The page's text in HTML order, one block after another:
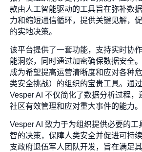
款由人工智能驱动的工具旨在弥补数
力和缩短通信循环，提供关键见解，
的实地决策。
该平台提供了一套功能，支持实时协
能洞察，同时通过加密确保数据安全
成为希望提高运营清晰度和应对各种
类安全挑战）的组织的宝贵工具。通
Vesper AI 不仅简化了数据分析过程，
社区有效管理和应对重大事件的能力。
Vesper AI 致力于为组织提供必要的工
智的决策，保障人类安全并促进可持
支政府退伍军人团队开发，旨在满足